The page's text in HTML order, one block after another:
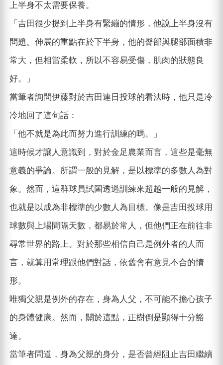
上半身不太需要保養。
「吉田很少提到上半身有緊繃的情形，他說上半身沒有
問題。伸展的重點在於下半身，他的臀部與腿部面積非
常大，但相當柔軟，所以不容易受傷，肌肉的狀態良
好。」
當筆者詢問伊藤對於吉田連日投球的看法時，他只是冷
冷地回了這句話：
「他不就是為此而努力進行訓練的嗎。」
這時候才讓人意識到，對於金足農業而言，這些是毫無
意義的爭論。所謂一般的見解，是以標準的多數人為對
象。然而，這群球員試圖透過訓練來超越一般的見解，
也就是以成為非標準的少數人為目標。像是吉田投球用
球數與上場間隔天數，都易於常人，但他們正在前往非
尋常世界的路上。對於那些相信自己是例外者的人而
言，就算用常理跟他們對話，依舊會有意見不合的情
形。
唯獨父親是例外的存在，身為人父，不可能不擔心孩子
的身體健康。然而，關於這點，正樹倒是顯得十分豁
達。
當筆者問道，身為父親的身分，是否曾經阻止吉田繼續